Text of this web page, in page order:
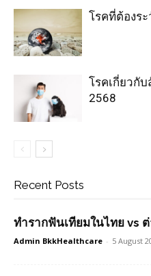
โรคที่ต้องร
โรคเกี่ยวกับ
2568
Recent Posts
ทำรากฟันเทียมในไทย vs ต่
Admin BkkHealthcare - 5 August